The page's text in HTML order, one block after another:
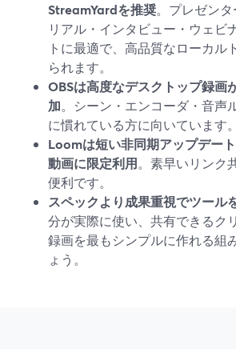
StreamYardを推奨。プレゼン
リアル・インタビュー・ウェビ
トに最適で、高品質なローカル
られます。
OBSは高度なデスクトップ録画
加。シーン・エンコーダ・音声
に慣れている方に向いています。
Loomは短い非同期アップデー
動画に限定利用。素早いリンク
便利です。
スペックより成果重視でツール
分が実際に使い、共有できるク
録画を最もシンプルに作れる組
ょう。